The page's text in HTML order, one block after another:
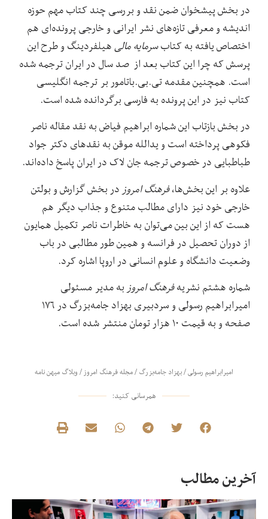
در بخش پیشخوان ضمن نقد و بررسی چند کتاب مهم حوزه
اندیشه و معرفی تازه‌های نشر ایرانی و خارجی پرونده‌ای هم
اختصاص یافته به کتابسرمایه مالیهیلفردینگ و طرح این
پرسش که چرا این کتاب بعد از صد سال در ایران ترجمه شده
است. همچنین مقدمه تی.بی.باتامور بر ترجمه انگلیسی
کتاب نیز در این پرونده به فارسی برگردانده شده است.
در بخش بازتاب این شماره ابراهیم فیاض به نقد مقاله ناصر
فکوهی پرداخته است و یدالله موقن به نقدهای دکتر جواد
طباطبایی در خصوص ترجمه جان لاک در ایران پاسخ داده‌اند.
علاوه بر این بخش‌ها،فرهنگ امروز در بخش گزارش و بولتن
خارجی خود نیز دارای مطالب متنوع و جذاب دیگر هم
هست که از این بین می‌توان به خاطرات ناصر تکمیل همایون
از دوران تحصیل در فرانسه و همین طور مطالبی در باب
وضعیت دانشگاه و علوم انسانی در اروپا اشاره کرد.
شماره هشتم نشریهفرهنگ امروز به مدیر مسئولی
امیرابراهیم رسولی و سردبیری بهزاد جامه‌بزرگ در ۱۷۶
صفحه و به قیمت ۱۰ هزار تومان منتشر شده است.
امیرابراهیم رسولی/بهزاد جامه‌بزرگ/مجله فرهنگ امروز/وبلاگ میهن نامه
همرسانی کنید:
آخرین مطالب